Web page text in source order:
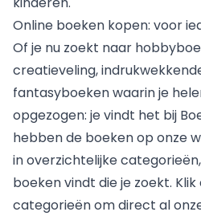
Online boeken kopen: voor
Of je nu zoekt naar
creatieveling,
fantasyboeken waarin je
opgezogen: je vindt het bij
hebben de boeken op onze
in overzichtelijke
boeken vindt die je zoekt.
categorieën om direct al